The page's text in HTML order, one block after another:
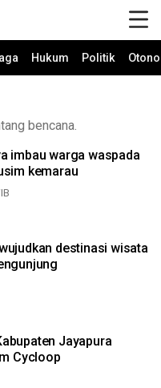
Hukum Politik
bencana.
imbau warga waspada
kemarau
destinasi wisata
Jayapura
Cycloop